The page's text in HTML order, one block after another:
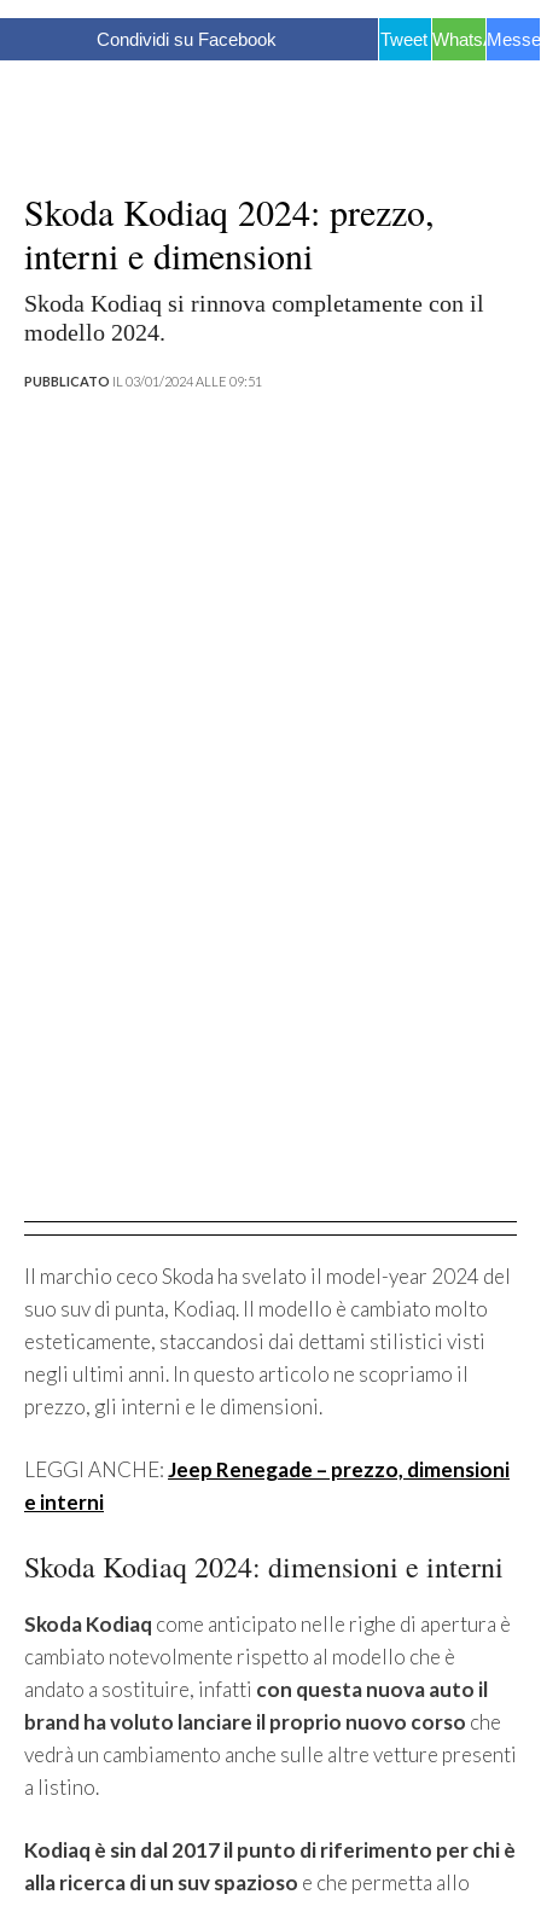
Condividi su Facebook Tweet WhatsApp
Skoda Kodiaq 2024: prezzo,
interni e dimensioni
Skoda Kodiaq si rinnova completamente con il
modello 2024.
PUBBLICATO IL 03/01/2024 ALLE 09:51
Il marchio ceco Skoda ha svelato il model-year 2024 del
suo suv di punta, Kodiaq. Il modello è cambiato molto
esteticamente, staccandosi dai dettami stilistici visti
negli ultimi anni. In questo articolo ne scopriamo il
prezzo, gli interni e le dimensioni.
LEGGI ANCHE:Jeep Renegade – prezzo, dimensioni
e interni
Skoda Kodiaq 2024: dimensioni e interni
Skoda Kodiaq come anticipato nelle righe di apertura è
cambiato notevolmente rispetto al modello che è
andato a sostituire, infatti con questa nuova auto il
brand ha voluto lanciare il proprio nuovo corso che
vedrà un cambiamento anche sulle altre vetture presenti
a listino.
Kodiaq è sin dal 2017 il punto di riferimento per chi è
alla ricerca di un suv spazioso e che permetta allo